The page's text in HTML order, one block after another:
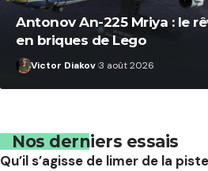
Antonov An-225 Mriya : le
en briques de Lego
Victor Diakov 3 août 2026
Nos derniers essais
Qu’il s’agisse de limer de la